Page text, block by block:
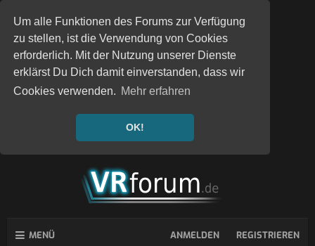
Um alle Funktionen des Forums zur Verfügung
zu stellen, ist die Verwendung von Cookies
erforderlich. Mit der Nutzung unserer Dienste
erklärst Du Dich damit einverstanden, dass wir
Cookies verwenden. Mehr erfahren
OK!
MENÜ ANMELDEN REGISTRIEREN